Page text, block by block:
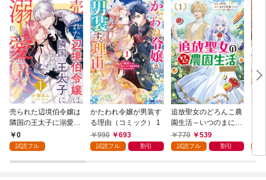
売られた辺境伯令嬢は
隣国の王太子に溺愛さ
れる 1
0
試読フル
かたわれ令嬢が男装す
る理由（コミック） 1
990
693
試読フル 割引
追放聖女のどろんこ農
園生活～いつのまにか
隣国を救ってしまいま
した～（コミック） 1
770 539
試読フル 割引